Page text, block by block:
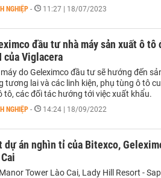
NGHIỆP - 11:27 | 18/07/2023
đầu tư nhà máy sản xuất ô
của Viglacera
do Geleximco đầu tư sẽ hướng đến
tương lai và các linh kiện, phụ tùng ô tô
tô, các đối tác hướng tới việc xuất khẩu.
NGHIỆP - 14:24 | 18/09/2022
dự án nghìn tỉ của Bitexco,
Tower Lào Cai, Lady Hill Resort -